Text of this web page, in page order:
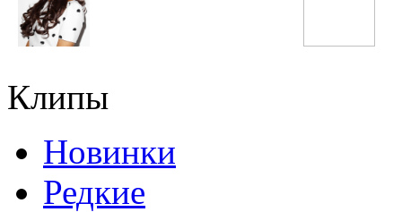
Клипы
Новинки
Редкие